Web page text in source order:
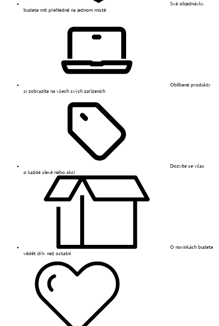
Své objednávky
budete mít přehledně na jednom místě
Oblíbené produkty
si zobrazíte na všech svých zařízeních
Dozvíte se včas
o každé slevě nebo akci
O novinkách budete
vědět dřív než ostatní